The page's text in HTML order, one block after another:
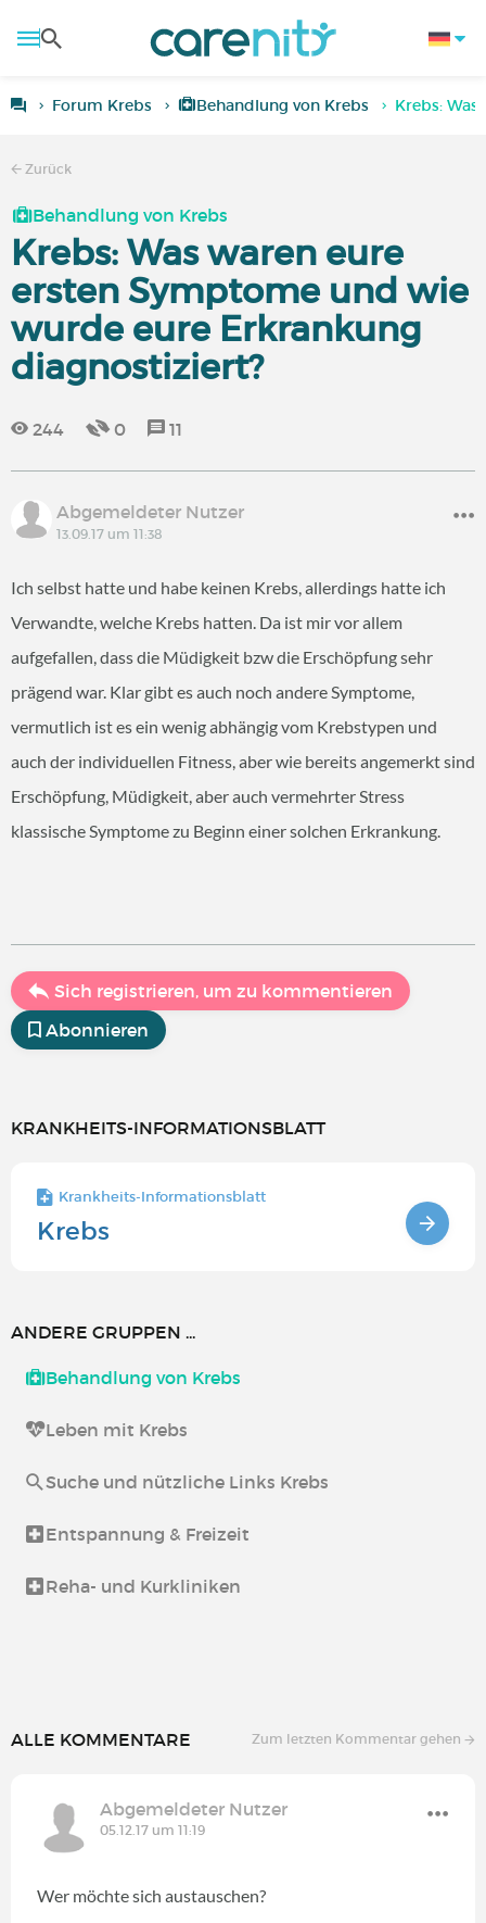
Forum Krebs Behandlung von Krebs Krebs:
Zurück
Behandlung von Krebs
Krebs: Was waren eure
ersten Symptome und wie
wurde eure Erkrankung
diagnostiziert?
244 0 11
Abgemeldeter Nutzer
13.09.17 um 11:38
Ich selbst hatte und habe keinen Krebs, allerdings hatte ich
Verwandte, welche Krebs hatten. Da ist mir vor allem
aufgefallen, dass die Müdigkeit bzw die Erschöpfung sehr
prägend war. Klar gibt es auch noch andere Symptome,
vermutlich ist es ein wenig abhängig vom Krebstypen und
auch der individuellen Fitness, aber wie bereits angemerkt sind
Erschöpfung, Müdigkeit, aber auch vermehrter Stress
klassische Symptome zu Beginn einer solchen Erkrankung.
Sich registrieren, um zu kommentieren
Abonnieren
KRANKHEITS-INFORMATIONSBLATT
Krankheits-Informationsblatt
Krebs
ANDERE GRUPPEN ...
Behandlung von Krebs
Leben mit Krebs
Suche und nützliche Links Krebs
Entspannung & Freizeit
Reha- und Kurkliniken
ALLE KOMMENTARE Zum letzten Kommentar gehen
Abgemeldeter Nutzer
05.12.17 um 11:19
Wer möchte sich austauschen?